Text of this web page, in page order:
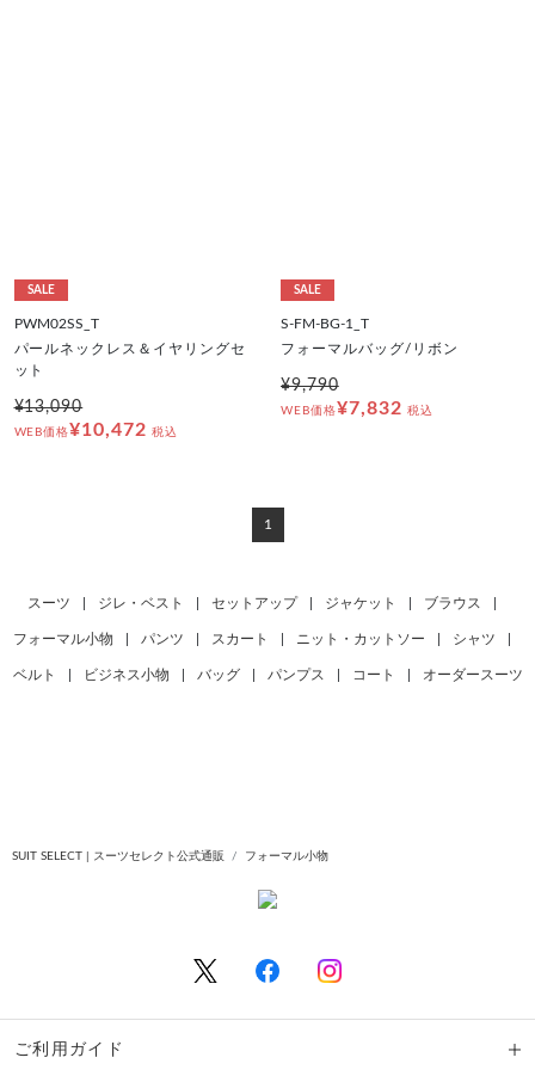
SALE
PWM02SS_T
パールネックレス＆イヤリングセ
ット
¥13,090
WEB価格¥10,472 税込
SALE
S-FM-BG-1_T
フォーマルバッグ/リボン
¥9,790
WEB価格¥7,832 税込
1
スーツ ジレ・ベスト セットアップ ジャケット ブラウス
フォーマル小物 パンツ スカート ニット・カットソー シャツ
ベルト ビジネス小物 バッグ パンプス コート オーダースーツ
SUIT SELECT | スーツセレクト公式通販 フォーマル小物
ご利用ガイド